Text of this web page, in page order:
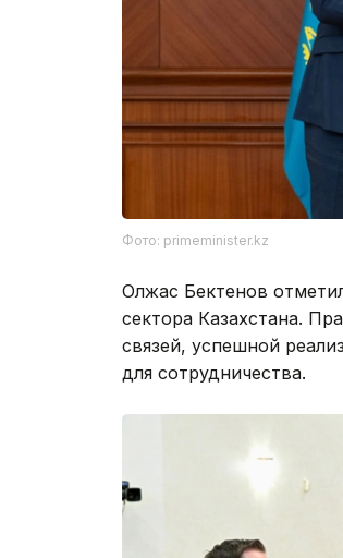
Фото: primeminister.kz
Олжас Бектенов
сектора Казахстана.
связей, успешной
для сотрудничества.